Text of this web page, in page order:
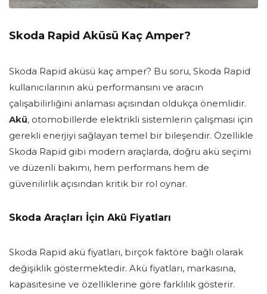
Skoda Rapid Aküsü Kaç Amper?
Skoda Rapid aküsü kaç amper? Bu soru, Skoda Rapid
kullanıcılarının akü performansını ve aracın
çalışabilirliğini anlaması açısından oldukça önemlidir.
Akü, otomobillerde elektrikli sistemlerin çalışması için
gerekli enerjiyi sağlayan temel bir bileşendir. Özellikle
Skoda Rapid gibi modern araçlarda, doğru akü seçimi
ve düzenli bakımı, hem performans hem de
güvenilirlik açısından kritik bir rol oynar.
Skoda Araçları İçin Akü Fiyatları
Skoda Rapid akü fiyatları, birçok faktöre bağlı olarak
değişiklik göstermektedir. Akü fiyatları, markasına,
kapasitesine ve özelliklerine göre farklılık gösterir.